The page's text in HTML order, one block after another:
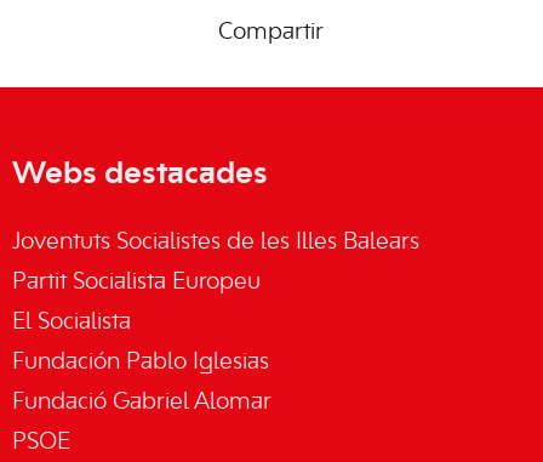
Compartir
Webs destacades
Joventuts Socialistes de les Illes Balears
Partit Socialista Europeu
El Socialista
Fundación Pablo Iglesias
Fundació Gabriel Alomar
PSOE